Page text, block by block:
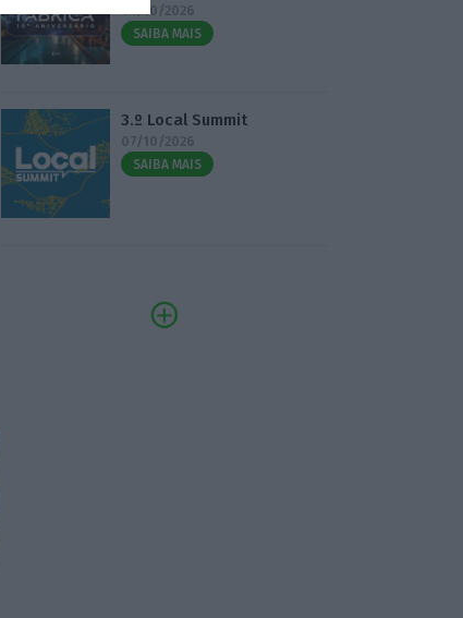
14/10/2026
SAIBA MAIS
3.º Local Summit
07/10/2026
SAIBA MAIS